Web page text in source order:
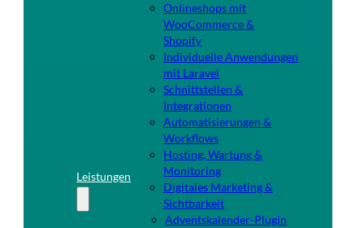
Leistungen
Onlineshops mit
WooCommerce &
Shopify
Individuelle Anwendungen
mit Laravel
Schnittstellen &
Integrationen
Automatisierungen &
Workflows
Hosting, Wartung &
Monitoring
Digitales Marketing &
Sichtbarkeit
Adventskalender-Plugin